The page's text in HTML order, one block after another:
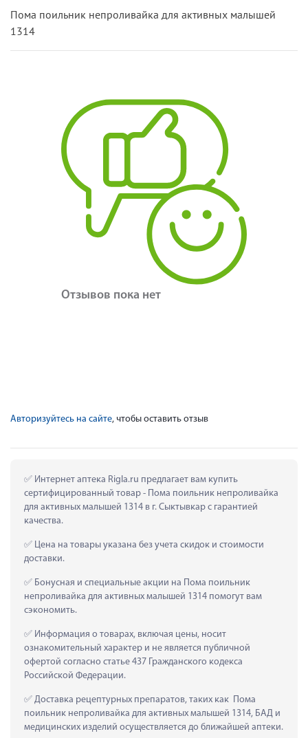
Пома поильник непроливайка для активных малышей
1314
Отзывов пока нет
Авторизуйтесь на сайте, чтобы оставить отзыв
Интернет аптека Rigla.ru предлагает вам купить
сертифицированный товар - Пома поильник непроливайка
для активных малышей 1314 в г. Сыктывкар с гарантией
качества.
Цена на товары указана без учета скидок и стоимости
доставки.
Бонусная и специальные акции на Пома поильник
непроливайка для активных малышей 1314 помогут вам
сэкономить.
Информация о товарах, включая цены, носит
ознакомительный характер и не является публичной
офертой согласно статье 437 Гражданского кодекса
Российской Федерации.
Доставка рецептурных препаратов, таких как  Пома
поильник непроливайка для активных малышей 1314, БАД и
медицинских изделий осуществляется до ближайшей аптеки.